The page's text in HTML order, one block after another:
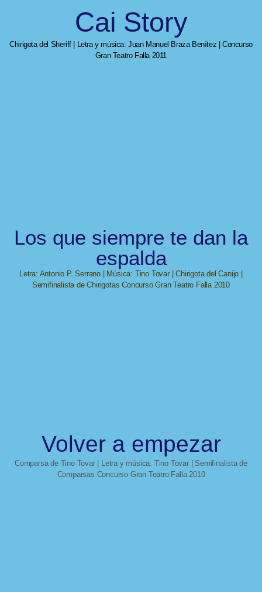
Cai Story
Chirigota del Sheriff | Letra y música: Juan Manuel Braza Benítez | Concurso
Gran Teatro Falla 2011
Los que siempre te dan la
espalda
Letra: Antonio P. Serrano | Música: Tino Tovar | Chirigota del Canijo |
Semifinalista de Chirigotas Concurso Gran Teatro Falla 2010
Volver a empezar
Comparsa de Tino Tovar | Letra y música: Tino Tovar | Semifinalista de
Comparsas Concurso Gran Teatro Falla 2010